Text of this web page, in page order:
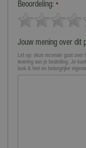
Beoordeling: *
Jouw mening over dit
Let op: deze recensie gaat
levering van je bestelling. Je
look & feel en belangrijke